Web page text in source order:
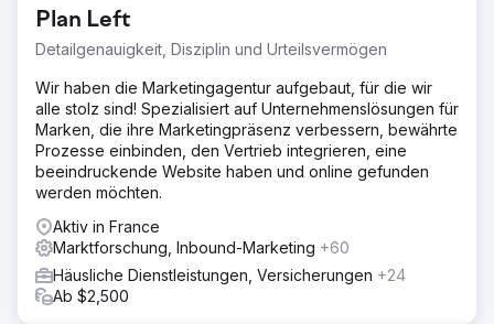
Drittanbietern verließ. Der nicht markenbezogene Verkehr
war gering und die Konversionsraten mussten verbessert
werden. Der Wettbewerb mit größeren
Tourismusplattformen machte es schwierig, organische
Besucher direkt auf die Website zu locken. Sie brauchten
eine Strategie, die sowohl die Sichtbarkeit als auch die
Direktbuchungen, insbesondere aus nicht
markenbezogenen Suchen, steigerte. Hier kamen wir mit
einer maßgeschneiderten SEO-Lösung ins Spiel.
Lösung
Wir implementierten eine umfassende SEO-Strategie, die
sich auf die Verbesserung der Sichtbarkeit bei
Suchanfragen ohne Markennamen konzentrierte. Durch
die Optimierung der technischen Aspekte der Website,
Plan Left
Detailgenauigkeit, Disziplin und Urteilsvermögen
Wir haben die Marketingagentur aufgebaut, für die wir
alle stolz sind! Spezialisiert auf Unternehmenslösungen für
Marken, die ihre Marketingpräsenz verbessern, bewährte
Prozesse einbinden, den Vertrieb integrieren, eine
beeindruckende Website haben und online gefunden
werden möchten.
Aktiv in France
Marktforschung, Inbound-Marketing +60
Häusliche Dienstleistungen, Versicherungen +24
Ab $2,500